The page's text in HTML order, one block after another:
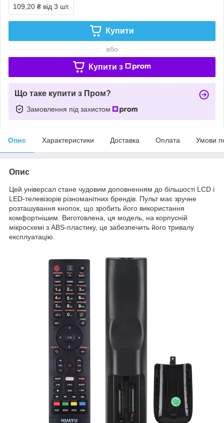
109,20 ₴ від 3 шт.
Купити
або
Купити з
Що таке купити з Пром?
Замовлення під захистом
Опис Характеристики Доставка Оплата Умови
Опис
Цей універсал стане чудовим доповненням до більшості LCD і
LED-телевізорів різноманітних брендів. Пульт має зручне
розташування кнопок, що зробить його використання
комфортнішим. Виготовлена, ця модель, на корпусній
мікросхемі з ABS-пластику, це забезпечить його тривалу
експлуатацію.